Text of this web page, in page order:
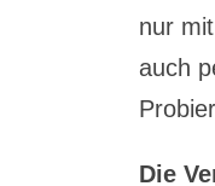
nur
auch
Die